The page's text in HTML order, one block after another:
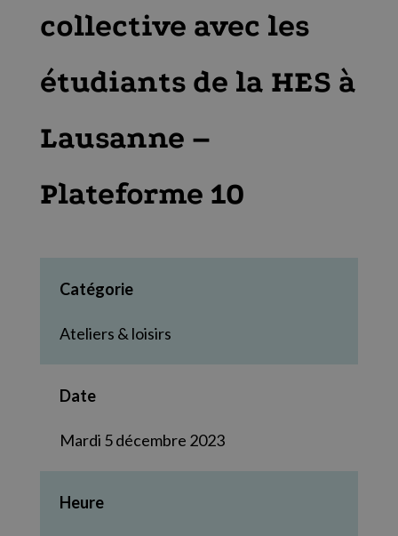
collective avec les
étudiants de la HES à
Lausanne –
Plateforme 10
Catégorie
Ateliers & loisirs
Date
Mardi 5 décembre 2023
Heure